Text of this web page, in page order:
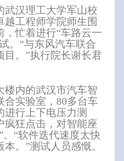
武汉理工大学军山校
越工程师学院师生围
，忙着进行“车路云一
。“与东风汽车联合
目。”执行院长谢长君
楼内的武汉市汽车智
合实验室，80多台车
行上下电压力测
疯狂点击，对智能座
。“软件迭代速度太快
。”测试人员感慨。